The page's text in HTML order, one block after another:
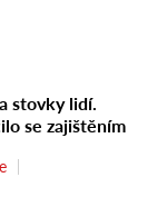
stovky lidí.
se zajištěním